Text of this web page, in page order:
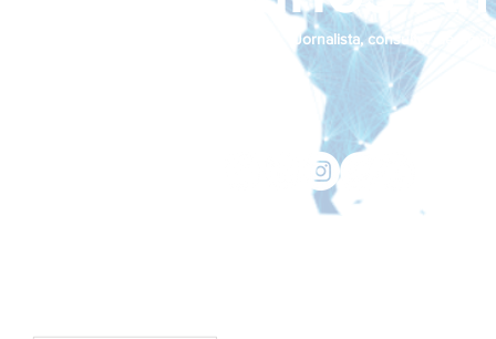
Jornalista, consultor de